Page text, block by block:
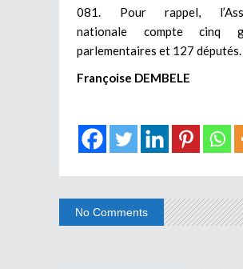
081. Pour rappel,
nationale compte cinq
parlementaires et 127 députés.
Françoise DEMBELE
No Comments